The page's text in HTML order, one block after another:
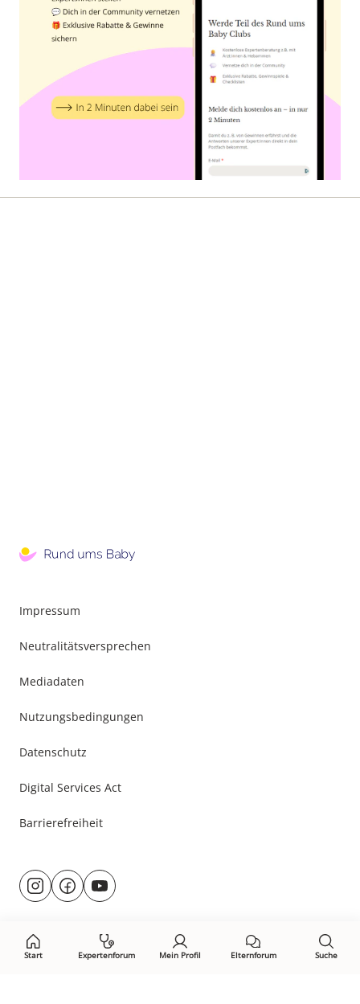
Start Expertenforum Mein Profil Elternforum Suche
Impressum
Neutralitätsversprechen
Mediadaten
Nutzungsbedingungen
Datenschutz
Digital Services Act
Barrierefreiheit
Besuche
uns@rund.ums.baby
facebook.com/rundumsbaby.de
youtube.com/@rundumsbaby_